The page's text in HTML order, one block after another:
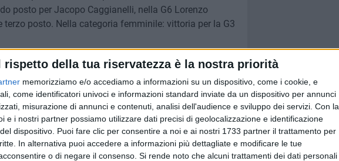
rispetto della tua riservatezza è la nostra priorità
memorizziamo e/o accediamo a informazioni su un dispositivo, come i cookie, e
come identificatori univoci e informazioni standard inviate da un dispositivo per annunci
misurazione di annunci e contenuti, analisi dell'audience e sviluppo dei servizi. Con la
e i nostri partner possiamo utilizzare dati precisi di geolocalizzazione e identificazione
dispositivo. Puoi fare clic per consentire a noi e ai nostri 1733 partner il trattamento per
In alternativa puoi accedere a informazioni più dettagliate e modificare le tue
o di negare il consenso. Si rende noto che alcuni trattamenti dei dati personali
posto per Jacopo Caggianelli, nella G6 Lorenzo
posto. Nella categoria femminile: vittoria per la G3
giusto - ha detto Piero Loconsolo -. Il risultato più
aldilà del proprio risultato personale, il "mettersi in
il ciclismo può sembrare uno sport individuale, a
il tempo libero in un ambiente gioioso, a misura di
alcuna pressione».